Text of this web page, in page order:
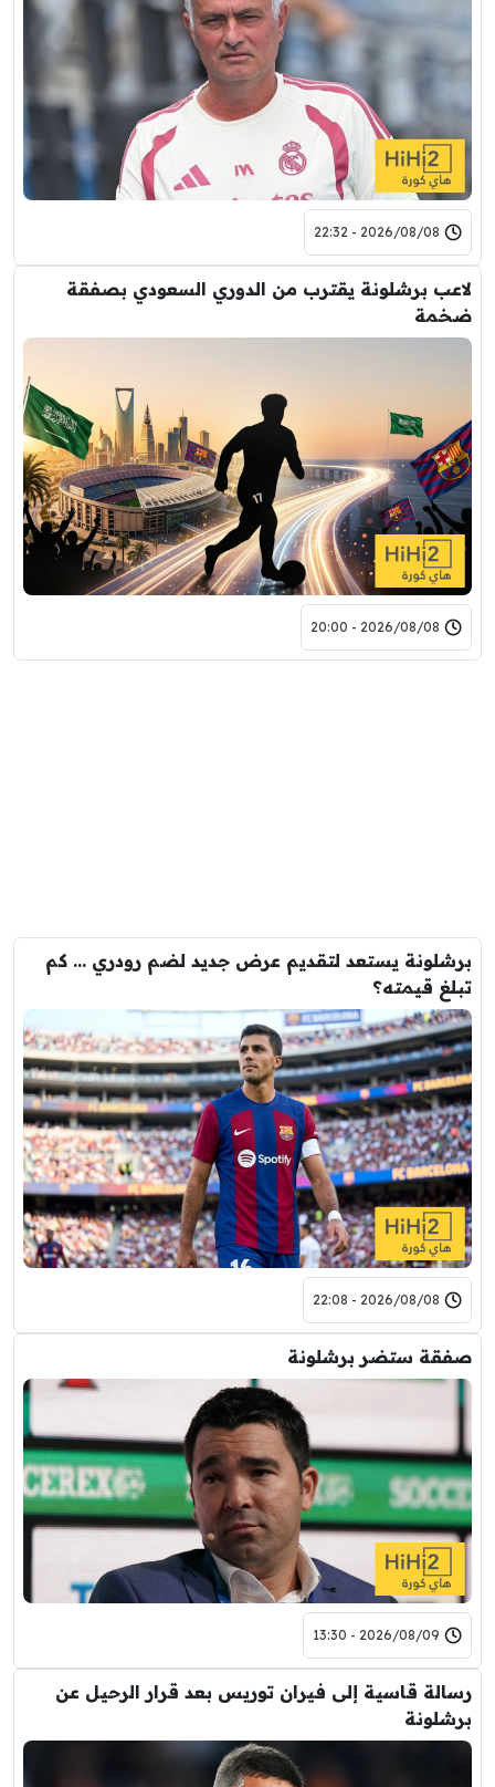
2026/08/08 - 22:32
لاعب برشلونة يقترب من الدوري السعودي بصفقة
ضخمة
2026/08/08 - 20:00
برشلونة يستعد لتقديم عرض جديد لضم رودري … كم
تبلغ قيمته؟
2026/08/08 - 22:08
صفقة ستضر برشلونة
2026/08/09 - 13:30
رسالة قاسية إلى فيران توريس بعد قرار الرحيل عن
برشلونة